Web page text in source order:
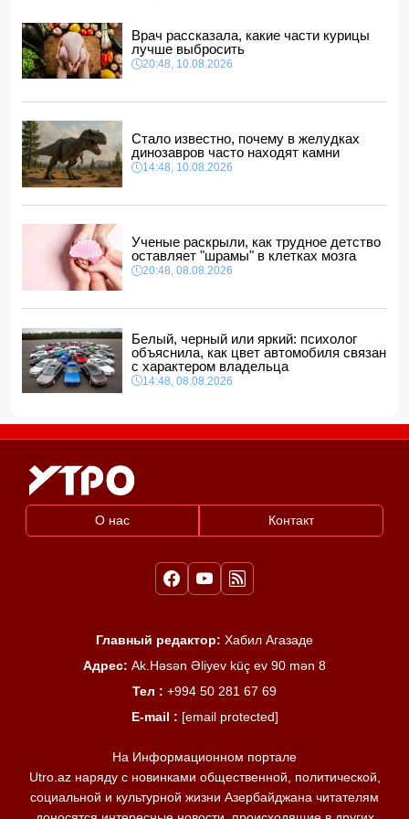
14:04, 10.08.2026
Ильхам Алиев сменил послов Азербайджана в ряде
стран
12:48, 10.08.2026
США планируют выделить $1 млрд на безопасность
Колумбии
12:40, 10.08.2026
Врач рассказала, какие части курицы
лучше выбросить
20:48, 10.08.2026
Стало известно, почему в желудках
динозавров часто находят камни
14:48, 10.08.2026
Ученые раскрыли, как трудное детство
оставляет "шрамы" в клетках мозга
20:48, 08.08.2026
Белый, черный или яркий: психолог
объяснила, как цвет автомобиля связан
с характером владельца
14:48, 08.08.2026
О нас Контакт
Главный редактор: Хабил Агазаде
Адрес: Ak.Həsən Əliyev küç ev 90 mən 8
Тел : +994 50 281 67 69
E-mail : [email protected]
На Информационном портале
Utro.az наряду с новинками общественной, политической,
социальной и культурной жизни Азербайджана читателям